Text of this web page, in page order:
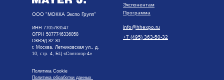
Политика Cookie
Политика обработки данных
ИНН 7705783547
ОГРН 5077746336058
ОКВЭД 82.30
г. Москва, Летниковская ул., д.
10, стр. 4, БЦ «Святогор-4»
info@hhexpo.ru
+7 (495) 363-50-32
ООО "МОККА Экспо Групп" Программа
Экспонентам